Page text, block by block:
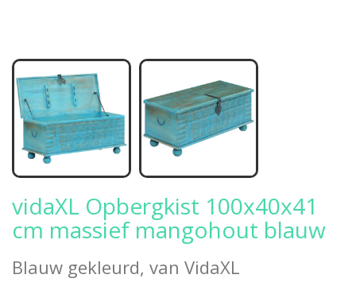
vidaXL Opbergkist 100x40x41
cm massief mangohout blauw
Blauw gekleurd, van VidaXL